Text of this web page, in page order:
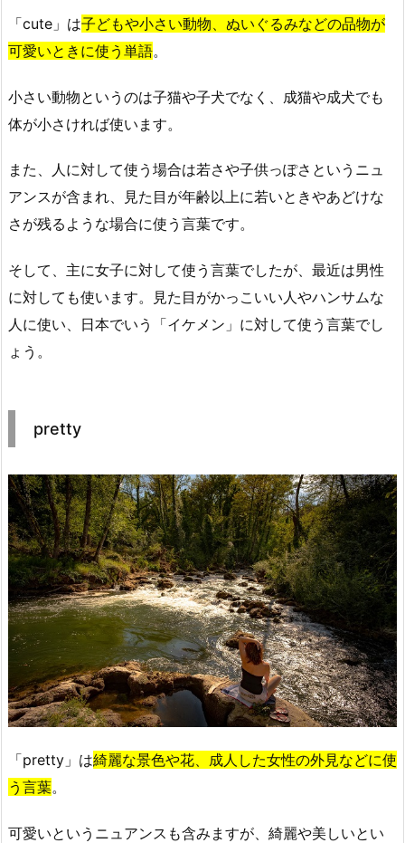
「cute」は子どもや小さい動物、ぬいぐるみなどの品物が
可愛いときに使う単語。
小さい動物というのは子猫や子犬でなく、成猫や成犬でも
体が小さければ使います。
また、人に対して使う場合は若さや子供っぽさというニュ
アンスが含まれ、見た目が年齢以上に若いときやあどけな
さが残るような場合に使う言葉です。
そして、主に女子に対して使う言葉でしたが、最近は男性
に対しても使います。見た目がかっこいい人やハンサムな
人に使い、日本でいう「イケメン」に対して使う言葉でし
ょう。
pretty
「pretty」は綺麗な景色や花、成人した女性の外見などに使
う言葉。
可愛いというニュアンスも含みますが、綺麗や美しいとい